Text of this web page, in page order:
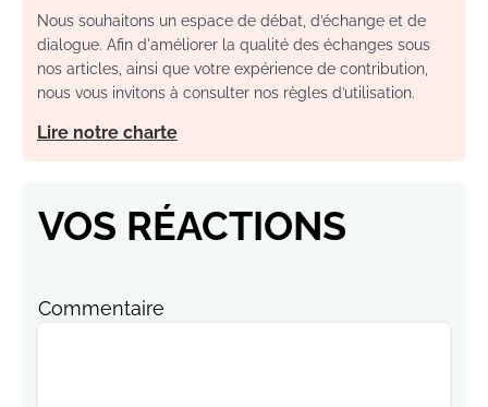
Nous souhaitons un espace de débat, d’échange et de
dialogue. Afin d'améliorer la qualité des échanges sous
nos articles, ainsi que votre expérience de contribution,
nous vous invitons à consulter nos règles d’utilisation.
Lire notre charte
VOS RÉACTIONS
Commentaire